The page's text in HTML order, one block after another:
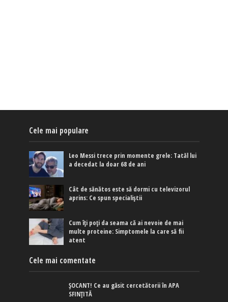
Cele mai populare
Leo Messi trece prin momente grele: Tatăl lui
a decedat la doar 68 de ani
Cât de sănătos este să dormi cu televizorul
aprins: Ce spun specialiștii
Cum îți poți da seama că ai nevoie de mai
multe proteine: Simptomele la care să fii
atent
Cele mai comentate
ȘOCANT! Ce au găsit cercetătorii în APA
SFINȚITĂ